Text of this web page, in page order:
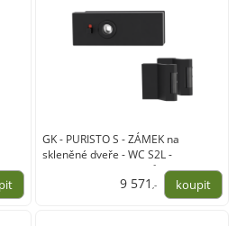
GK - PURISTO S - ZÁMEK na
skleněné dveře - WC S2L -
magnetický (vč. závěsů)
9 571 ,-